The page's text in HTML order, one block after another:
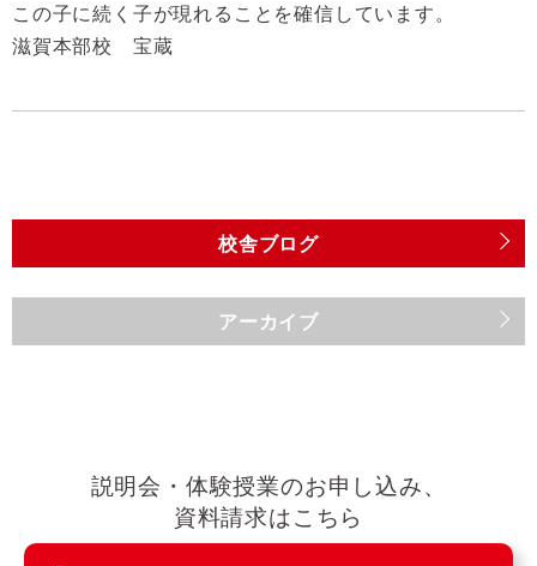
この子に続く子が現れることを確信しています。
滋賀本部校 宝蔵
校舎ブログ
アーカイブ
説明会・体験授業のお申し込み、
資料請求はこちら